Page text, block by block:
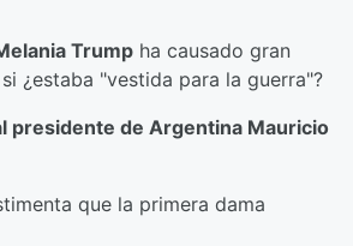
Trump ha causado gran
¿estaba "vestida para la guerra"?
presidente de Argentina Mauricio
que la primera dama